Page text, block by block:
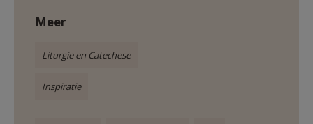
Meer
Liturgie en Catechese
Inspiratie